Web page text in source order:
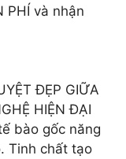
PHÍ và nhận
ĐẸP GIỮA
HIỆN ĐẠI
bào gốc năng
Tinh chất tạo